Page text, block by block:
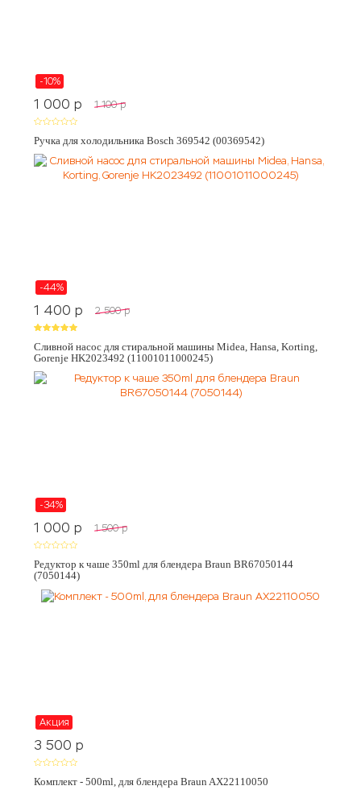
-10%
1 000 p 1 100 p
Ручка для холодильника Bosch 369542 (00369542)
-44%
1 400 p 2 500 p
Сливной насос для стиральной машины Midea, Hansa, Korting,
Gorenje HK2023492 (11001011000245)
-34%
1 000 p 1 500 p
Редуктор к чаше 350ml для блендера Braun BR67050144
(7050144)
Акция
3 500 p
Комплект - 500ml, для блендера Braun AX22110050